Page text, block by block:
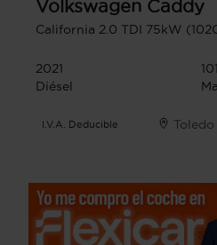
Volkswagen Caddy
California 2.0 TDI 75kW
2021
Diésel
I.V.A. Deducible